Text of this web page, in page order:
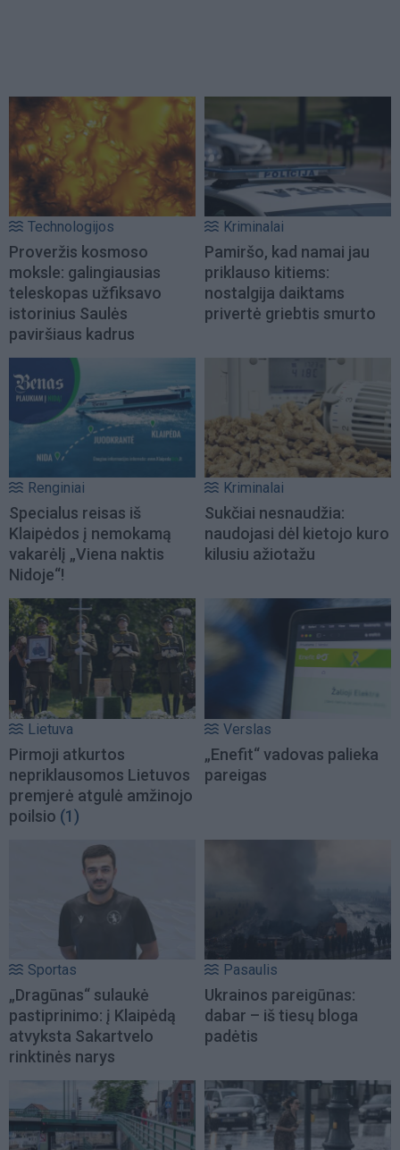
Technologijos
Proveržis kosmoso
moksle: galingiausias
teleskopas užfiksavo
istorinius Saulės
paviršiaus kadrus
Kriminalai
Pamiršo, kad namai jau
priklauso kitiems:
nostalgija daiktams
privertė griebtis smurto
Renginiai
Specialus reisas iš
Klaipėdos į nemokamą
vakarėlį „Viena naktis
Nidoje“!
Kriminalai
Sukčiai nesnaudžia:
naudojasi dėl kietojo kuro
kilusiu ažiotažu
Lietuva
Pirmoji atkurtos
nepriklausomos Lietuvos
premjerė atgulė amžinojo
poilsio (1)
Verslas
„Enefit“ vadovas palieka
pareigas
Sportas
„Dragūnas“ sulaukė
pastiprinimo: į Klaipėdą
atvyksta Sakartvelo
rinktinės narys
Pasaulis
Ukrainos pareigūnas:
dabar – iš tiesų bloga
padėtis